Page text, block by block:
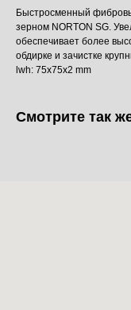
Быстросменный
зерном NORTON SG.
обеспечивает более
обдирке и зачистке
lwh: 75x75x2 mm
Смотрите так